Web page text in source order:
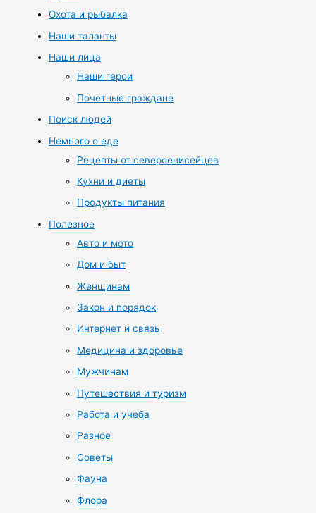
Охота и рыбалка
Наши таланты
Наши лица
Наши герои
Почетные граждане
Поиск людей
Немного о еде
Рецепты от североенисейцев
Кухни и диеты
Продукты питания
Полезное
Авто и мото
Дом и быт
Женщинам
Закон и порядок
Интернет и связь
Медицина и здоровье
Мужчинам
Путешествия и туризм
Работа и учеба
Разное
Советы
Фауна
Флора